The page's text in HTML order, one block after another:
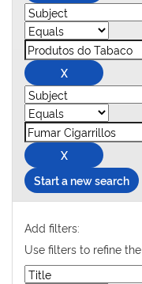
Start a new search
Add filters:
Use filters to refine